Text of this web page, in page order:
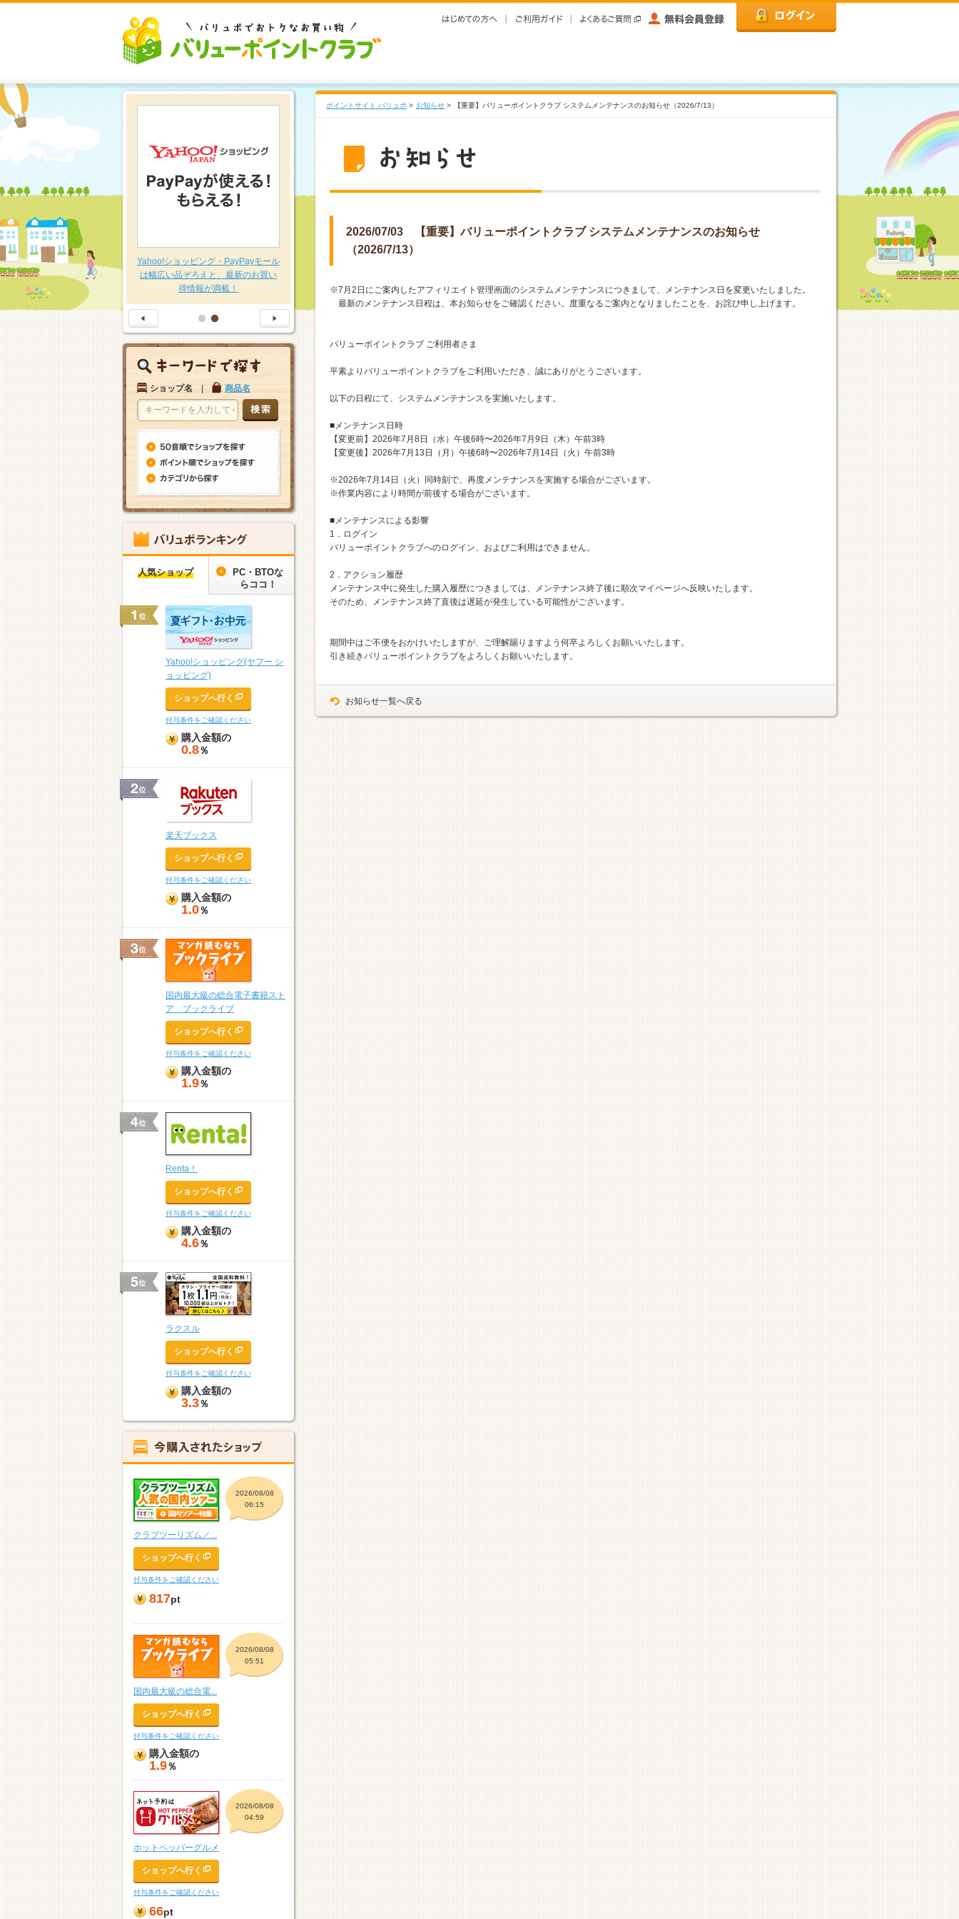
ポイントサイト バリュポ > お知らせ > 【重要】バリューポイントクラブ システムメンテナンスのお知らせ（2026/7/13）
2026/07/03 【重要】バリューポイントクラブ システムメンテナンスのお知らせ
（2026/7/13）
※7月2日にご案内したアフィリエイト管理画面のシステムメンテナンスにつきまして、メンテナンス日を変更いたしました。
最新のメンテナンス日程は、本お知らせをご確認ください。度重なるご案内となりましたことを、お詫び申し上げます。
バリューポイントクラブ ご利用者さま
平素よりバリューポイントクラブをご利用いただき、誠にありがとうございます。
以下の日程にて、システムメンテナンスを実施いたします。
■メンテナンス日時
【変更前】2026年7月8日（水）午後6時〜2026年7月9日（木）午前3時
【変更後】2026年7月13日（月）午後6時〜2026年7月14日（火）午前3時
※2026年7月14日（火）同時刻で、再度メンテナンスを実施する場合がございます。
※作業内容により時間が前後する場合がございます。
■メンテナンスによる影響
1．ログイン
バリューポイントクラブへのログイン、およびご利用はできません。
2．アクション履歴
メンテナンス中に発生した購入履歴につきましては、メンテナンス終了後に順次マイページへ反映いたします。
そのため、メンテナンス終了直後は遅延が発生している可能性がございます。
期間中はご不便をおかけいたしますが、ご理解賜りますよう何卒よろしくお願いいたします。
引き続きバリューポイントクラブをよろしくお願いいたします。
お知らせ一覧へ戻る
豊富な品揃え～日用品特集～
Yahoo!ショッピング・PayPayモール
は幅広い品ぞろえと、最新のお買い
得情報が満載！
ショップ名 | 商品名
人気ショップ
PC・BTOな
らココ！
Yahoo!ショッピング(ヤフー シ
ョッピング)
ショップへ行く
付与条件をご確認ください
購入金額の
0.8％
楽天ブックス
ショップへ行く
付与条件をご確認ください
購入金額の
1.0％
国内最大級の総合電子書籍スト
ア ブックライブ
ショップへ行く
付与条件をご確認ください
購入金額の
1.9％
Renta！
ショップへ行く
付与条件をご確認ください
購入金額の
4.6％
ラクスル
ショップへ行く
付与条件をご確認ください
購入金額の
3.3％
2026/08/08
06:15
クラブツーリズム／...
ショップへ行く
付与条件をご確認ください
817pt
2026/08/08
05:51
国内最大級の総合電...
ショップへ行く
付与条件をご確認ください
購入金額の
1.9％
2026/08/08
04:59
ホットペッパーグルメ
ショップへ行く
付与条件をご確認ください
66pt